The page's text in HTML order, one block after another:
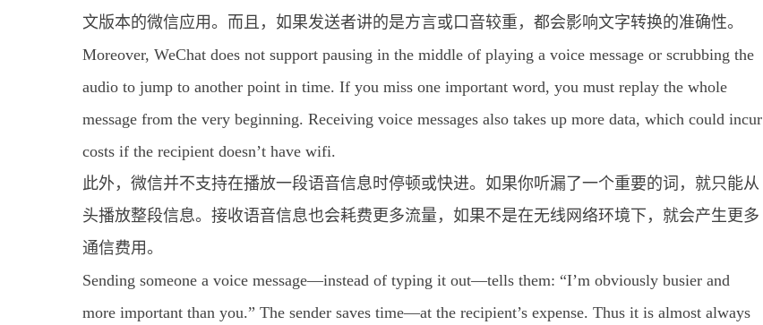
文版本的微信应用。而且，如果发送者讲的是方言或口音较重，都会影响文字转换的准确性。
Moreover, WeChat does not support pausing in the middle of playing a voice message or scrubbing the
audio to jump to another point in time. If you miss one important word, you must replay the whole
message from the very beginning. Receiving voice messages also takes up more data, which could incur
costs if the recipient doesn’t have wifi.
此外，微信并不支持在播放一段语音信息时停顿或快进。如果你听漏了一个重要的词，就只能从
头播放整段信息。接收语音信息也会耗费更多流量，如果不是在无线网络环境下，就会产生更多
通信费用。
Sending someone a voice message—instead of typing it out—tells them: “I’m obviously busier and
more important than you.” The sender saves time—at the recipient’s expense. Thus it is almost always